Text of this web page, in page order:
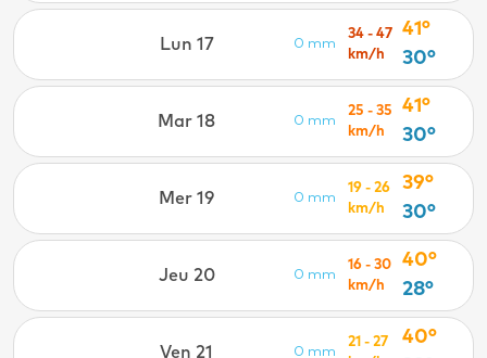
Lun 17 0 mm
34 - 47
km/h
41°
30°
Mar 18 0 mm
25 - 35
km/h
41°
30°
Mer 19 0 mm
19 - 26
km/h
39°
30°
Jeu 20 0 mm
16 - 30
km/h
40°
28°
Ven 21 0 mm
21 - 27
40°